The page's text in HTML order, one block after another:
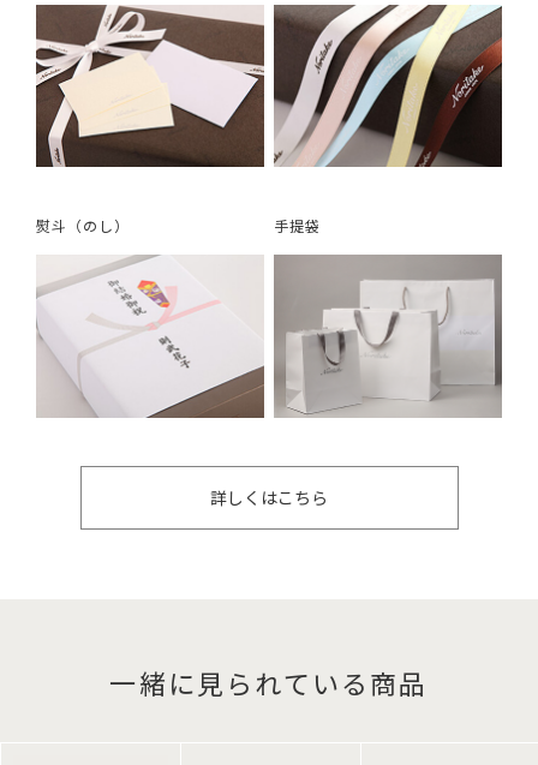
熨斗（のし） 手提袋
詳しくはこちら
一緒に見られている商品